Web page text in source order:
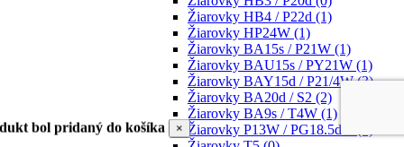
Žiarovky HB4 / P22d (1)
Žiarovky HP24W (1)
Žiarovky BA15s / P21W (1)
Žiarovky BAU15s / PY21W (1)
Žiarovky BAY15d / P21/4W(3)
Žiarovky BA20d / S2 (2)
Žiarovky BA9s / T4W (1)
Žiarovky P13W / PG18.5d-1
bol pridaný do košíka ×